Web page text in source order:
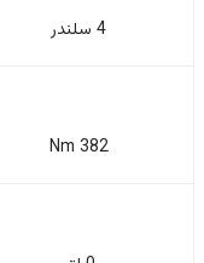
4 سلندر
382 Nm